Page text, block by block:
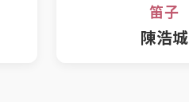
笛子
陳浩城